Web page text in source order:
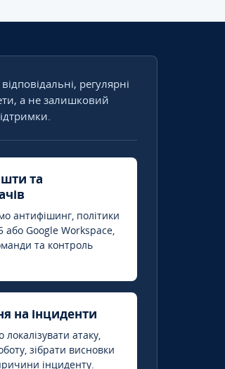
регулярні
а не залишковий
та
антифішинг, політики
або Google Workspace,
та контроль
на інциденти
атаку,
зібрати висновки
інциденту.